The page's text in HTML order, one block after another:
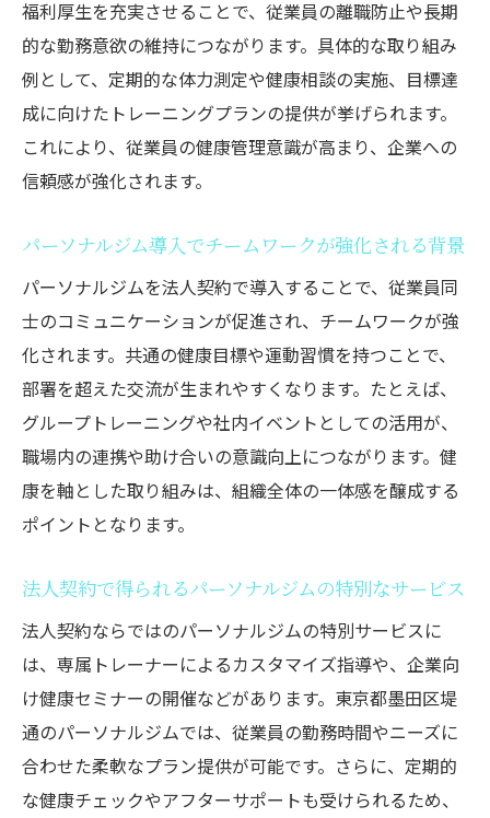
福利厚生を充実させることで、従業員の離職防止や長期
的な勤務意欲の維持につながります。具体的な取り組み
例として、定期的な体力測定や健康相談の実施、目標達
成に向けたトレーニングプランの提供が挙げられます。
これにより、従業員の健康管理意識が高まり、企業への
信頼感が強化されます。
パーソナルジム導入でチームワークが強化される背景
パーソナルジムを法人契約で導入することで、従業員同
士のコミュニケーションが促進され、チームワークが強
化されます。共通の健康目標や運動習慣を持つことで、
部署を超えた交流が生まれやすくなります。たとえば、
グループトレーニングや社内イベントとしての活用が、
職場内の連携や助け合いの意識向上につながります。健
康を軸とした取り組みは、組織全体の一体感を醸成する
ポイントとなります。
法人契約で得られるパーソナルジムの特別なサービス
法人契約ならではのパーソナルジムの特別サービスに
は、専属トレーナーによるカスタマイズ指導や、企業向
け健康セミナーの開催などがあります。東京都墨田区堤
通のパーソナルジムでは、従業員の勤務時間やニーズに
合わせた柔軟なプラン提供が可能です。さらに、定期的
な健康チェックやアフターサポートも受けられるため、